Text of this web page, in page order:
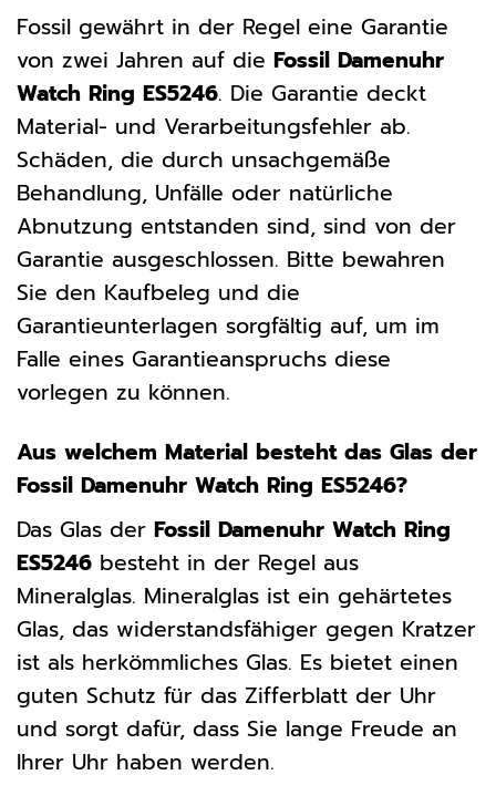
Fossil gewährt in der Regel eine Garantie
von zwei Jahren auf die Fossil Damenuhr
Watch Ring ES5246. Die Garantie deckt
Material- und Verarbeitungsfehler ab.
Schäden, die durch unsachgemäße
Behandlung, Unfälle oder natürliche
Abnutzung entstanden sind, sind von der
Garantie ausgeschlossen. Bitte bewahren
Sie den Kaufbeleg und die
Garantieunterlagen sorgfältig auf, um im
Falle eines Garantieanspruchs diese
vorlegen zu können.
Aus welchem Material besteht das Glas der
Fossil Damenuhr Watch Ring ES5246?
Das Glas der Fossil Damenuhr Watch Ring
ES5246 besteht in der Regel aus
Mineralglas. Mineralglas ist ein gehärtetes
Glas, das widerstandsfähiger gegen Kratzer
ist als herkömmliches Glas. Es bietet einen
guten Schutz für das Zifferblatt der Uhr
und sorgt dafür, dass Sie lange Freude an
Ihrer Uhr haben werden.